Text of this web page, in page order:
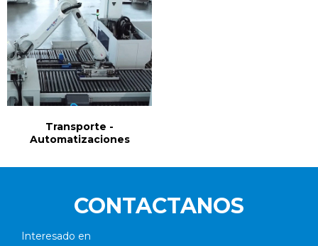
Transporte -
Automatizaciones
CONTACTANOS
Interesado en